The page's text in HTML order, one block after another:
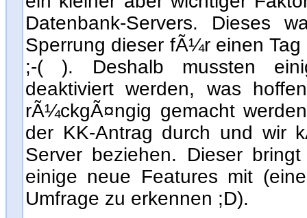
Datenbank-Servers. Dieses
Sperrung dieser fÃ¼r einen
;-( ). Deshalb mussten
deaktiviert werden, was
rÃ¼ckgÃ¤ngig gemacht
der KK-Antrag durch und wir
Server beziehen. Dieser
einige neue Features mit
Umfrage zu erkennen ;D).